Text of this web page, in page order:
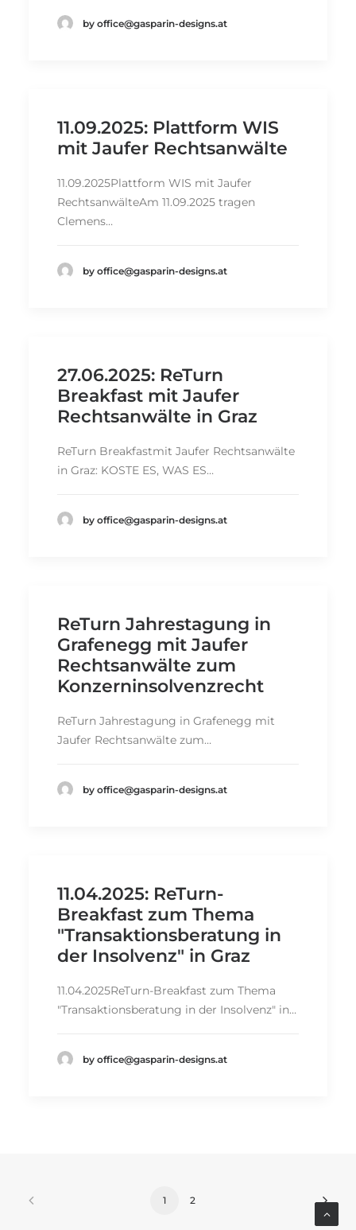
by office@gasparin-designs.at
11.09.2025: Plattform WIS
mit Jaufer Rechtsanwälte
11.09.2025Plattform WIS mit Jaufer
RechtsanwälteAm 11.09.2025 tragen
Clemens…
by office@gasparin-designs.at
27.06.2025: ReTurn
Breakfast mit Jaufer
Rechtsanwälte in Graz
ReTurn Breakfastmit Jaufer Rechtsanwälte
in Graz: KOSTE ES, WAS ES…
by office@gasparin-designs.at
ReTurn Jahrestagung in
Grafenegg mit Jaufer
Rechtsanwälte zum
Konzerninsolvenzrecht
ReTurn Jahrestagung in Grafenegg mit
Jaufer Rechtsanwälte zum…
by office@gasparin-designs.at
11.04.2025: ReTurn-
Breakfast zum Thema
"Transaktionsberatung in
der Insolvenz" in Graz
11.04.2025ReTurn-Breakfast zum Thema
"Transaktionsberatung in der Insolvenz" in…
by office@gasparin-designs.at
1 2